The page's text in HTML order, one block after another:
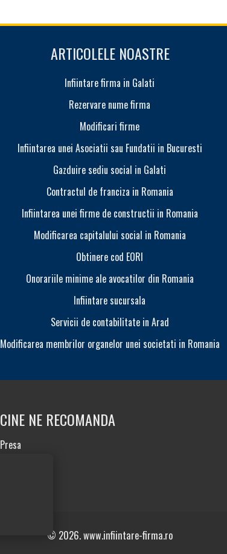
ARTICOLELE NOASTRE
Infiintare firma in Galati
Rezervare nume firma
Modificari firme
Infiintarea unei Asociatii sau Fundatii in Bucuresti
Gazduire sediu social in Galati
Contractul de franciza in Romania
Infiintarea unei firme de constructii in Romania
Modificarea capitalului social in Romania
Obtinere cod EORI
Onorariile minime ale avocatilor din Romania
Infiintare sucursala
Servicii de contabilitate in Arad
Modificarea membrilor organelor unei societati in Romania
CINE NE RECOMANDA
Presa
© 2026. www.infiintare-firma.ro